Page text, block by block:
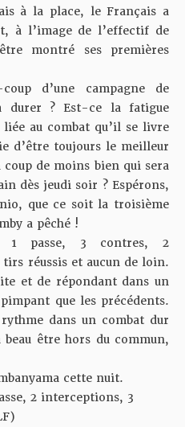
à la place, le Français a
à l’image de l’effectif de
montré ses premières
d’une campagne de
durer ? Est-ce la fatigue
au combat qu’il se livre
d’être toujours le meilleur
de moins bien qui sera
dès jeudi soir ? Espérons,
que ce soit la troisième
a pêché !
1 passe, 3 contres, 2
réussis et aucun de loin.
et de répondant dans un
que les précédents.
dans un combat dur
être hors du commun,
cette nuit.
2 interceptions, 3